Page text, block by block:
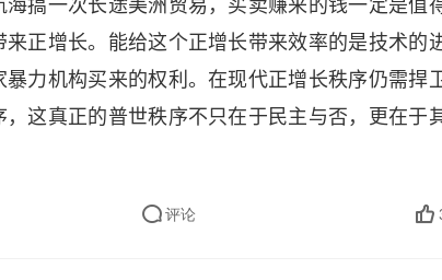
理工科学生，关于西方的历史和地理知识实在太
六七百年历史的老房子，繁花似锦，甚是美丽。
德两三百年恩怨史里受祸匪浅，眼下的这一切挑
教，她说：“这是一个好问题。” 张笑宇老师告
，她实际上是在说，这真是一个蠢问题。法
你这么一说，我也觉得有点奇怪。想一想，大概
海搞一次长途美洲贸易，买卖赚来的钱一定是值
来正增长。能给这个正增长带来效率的是技术的
暴力机构买来的权利。在现代正增长秩序仍需捍
，这真正的普世秩序不只在于民主与否，更在于
评论